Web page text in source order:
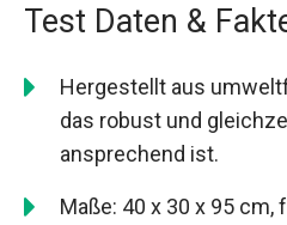
Test Daten &
Hergestellt aus
das robust und
ansprechend ist.
Maße: 40 x 30 x 95 cm,